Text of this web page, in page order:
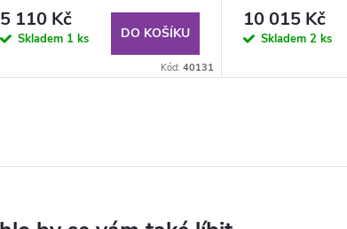
5 110 Kč
Skladem 1 ks DO KOŠÍKU
Kód: 40131
10 015 Kč
Skladem 2 ks